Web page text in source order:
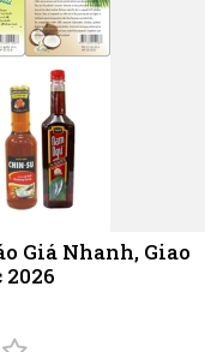
Giá Nhanh, Giao
2026